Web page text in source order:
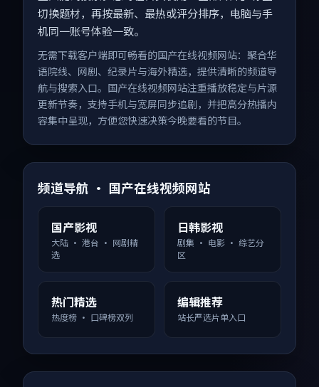
切换题材，再按最新、最热或评分排序，电脑与手
机同一账号体验一致。
无需下载客户端即可畅看的国产在线视频网站：聚合华
语院线、网剧、纪录片与海外精选，提供清晰的频道导
航与搜索入口。国产在线视频网站注重播放稳定与片源
更新节奏，支持手机与宽屏同步追剧，并把高分热播内
容集中呈现，方便您快速决策今晚要看的节目。
频道导航 · 国产在线视频网站
国产影视
大陆 · 港台 · 网剧精
选
日韩影视
剧集 · 电影 · 综艺分
区
热门精选
热度榜 · 口碑榜双列
编辑推荐
站长严选片单入口